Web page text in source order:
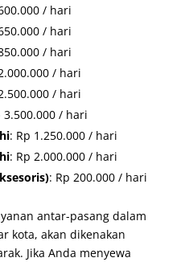
/ hari
/ hari
/ hari
/ hari
/ hari
3.500.000 / hari
: Rp 1.250.000 / hari
: Rp 2.000.000 / hari
: Rp 200.000 / hari
antar-pasang dalam
kota, akan dikenakan
Jika Anda menyewa